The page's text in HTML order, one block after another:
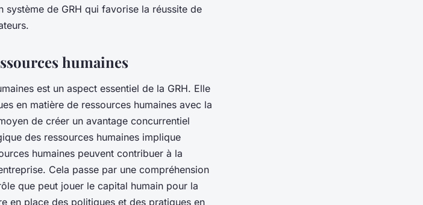
de GRH qui favorise la réussite de
humaines
est un aspect essentiel de la GRH. Elle
en matière de ressources humaines avec la
de créer un avantage concurrentiel
des ressources humaines implique
humaines peuvent contribuer à la
Cela passe par une compréhension
que peut jouer le capital humain pour la
en place des politiques et des pratiques en